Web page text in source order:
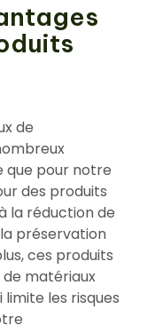
de
que pour notre
des produits
la réduction de
préservation
ces produits
matériaux
les risques